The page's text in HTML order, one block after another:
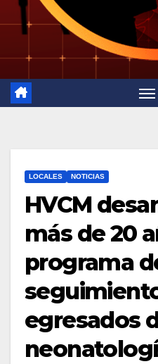
LOCALES NOTICIAS
HVCM
más de 20
programa
egresados